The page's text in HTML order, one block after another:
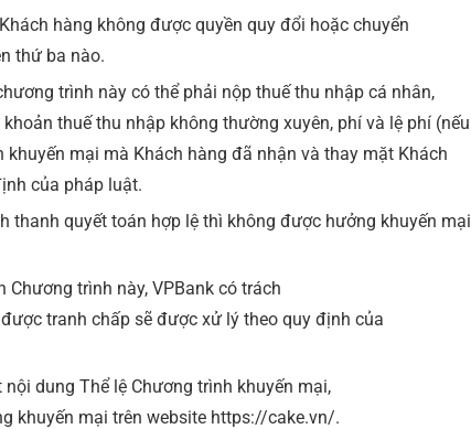
hàng không được quyền quy đổi hoặc chuyển
thứ ba nào.
trình này có thể phải nộp thuế thu nhập cá nhân,
thuế thu nhập không thường xuyên, phí và lệ phí (nếu
mại mà Khách hàng đã nhận và thay mặt Khách
của pháp luật.
thanh quyết toán hợp lệ thì không được hưởng khuyến mại
trình này, VPBank có trách
tranh chấp sẽ được xử lý theo quy định của
dung Thể lệ Chương trình khuyến mại,
khuyến mại trên website https://cake.vn/.